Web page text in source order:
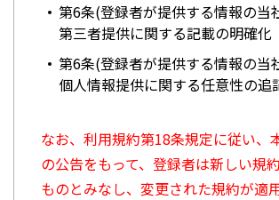
第6条(登録者が提供する情報の当
第三者提供に関する記載の明確化
第6条(登録者が提供する情報の当
個人情報提供に関する任意性の追
なお、利用規約第18条規定に従い、
の公告をもって、登録者は新しい規
ものとみなし、変更された規約が適